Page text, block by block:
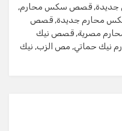
, قصص سكس محارم,
محارم جديدة, قصص
مصرية, قصص نيك
نيك حماتي, مص الزب, نيك